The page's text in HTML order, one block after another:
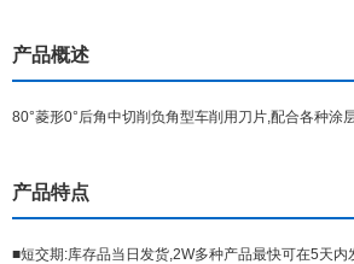
产品概述
80°菱形0°后角中切削负角型车削用刀片,配合各种涂
产品特点
■短交期:库存品当日发货,2W多种产品最快可在5天内